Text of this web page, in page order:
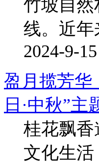
竹坡自
线。近年
2024-9-
盈月揽芳
日·中秋”主
桂花飘
文化生